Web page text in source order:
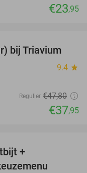
€23,95
21%
bij Triavium
9.4 star
Regulier €47,80
€37,95
+